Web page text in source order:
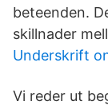
beteenden.
skillnader
Underskrift
Vi reder ut